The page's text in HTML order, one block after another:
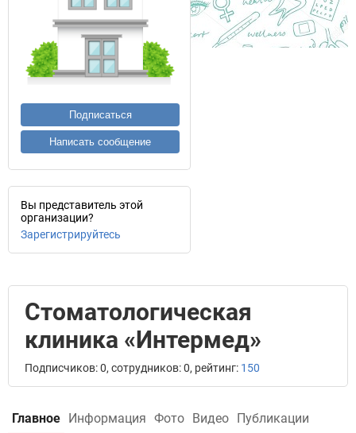
Подписаться
Написать сообщение
Вы представитель этой
организации?
Зарегистрируйтесь
Стоматологическая
клиника «Интермед»
Подписчиков: 0, сотрудников: 0, рейтинг: 150
Главное Информация Фото Видео Публикации